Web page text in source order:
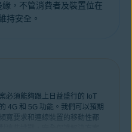
，不管消費者及裝置位在
持安全。
必須能夠跟上日益盛行的 IoT
4G 和 5G 功能。我們可以預期
寬要求和連線裝置的移動性都